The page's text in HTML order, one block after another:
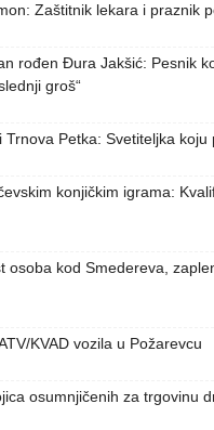
Zaštitnik lekara i praznik
rođen Đura Jakšić: Pesnik
groš“
Trnova Petka: Svetiteljka
konjičkim igrama:
osoba kod Smedereva,
KVAD vozila u Požarevcu
osumnjičenih za trgovinu